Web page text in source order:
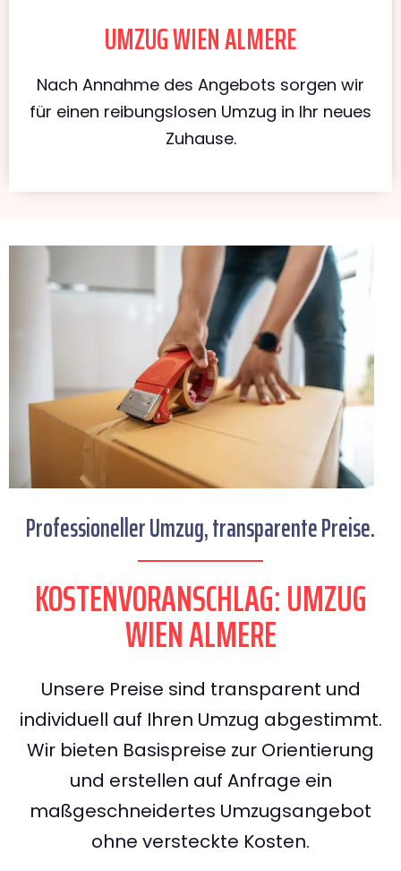
UMZUG WIEN ALMERE
Nach Annahme des Angebots sorgen wir
für einen reibungslosen Umzug in Ihr neues
Zuhause.
Professioneller Umzug, transparente Preise.
KOSTENVORANSCHLAG: UMZUG
WIEN ALMERE
Unsere Preise sind transparent und
individuell auf Ihren Umzug abgestimmt.
Wir bieten Basispreise zur Orientierung
und erstellen auf Anfrage ein
maßgeschneidertes Umzugsangebot
ohne versteckte Kosten.